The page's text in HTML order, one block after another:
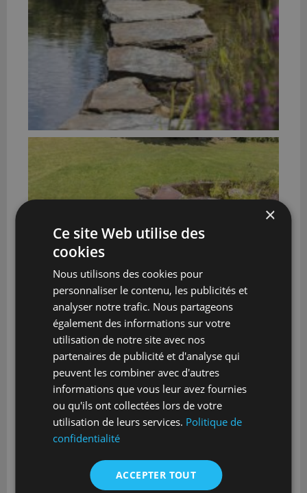
×
Ce site Web utilise des
cookies
Nous utilisons des cookies pour
personnaliser le contenu, les publicités et
analyser notre trafic. Nous partageons
également des informations sur votre
utilisation de notre site avec nos
partenaires de publicité et d'analyse qui
peuvent les combiner avec d'autres
informations que vous leur avez fournies
ou qu'ils ont collectées lors de votre
utilisation de leurs services. Politique de
confidentialité
ACCEPTER TOUT